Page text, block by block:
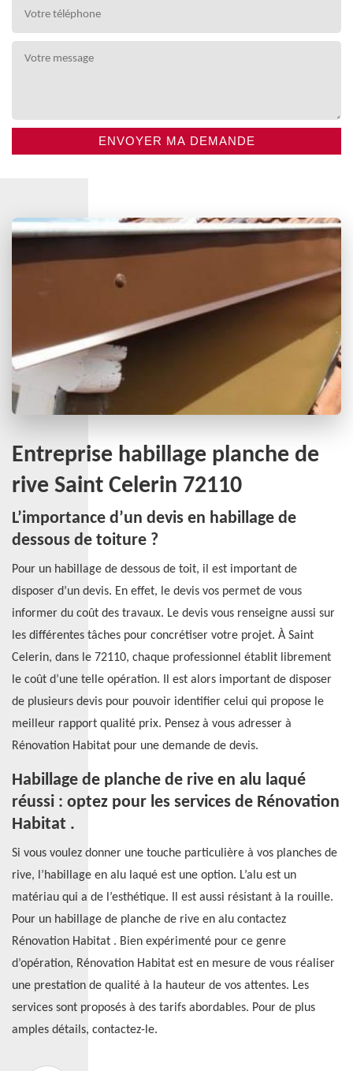
Entreprise habillage planche de
rive Saint Celerin 72110
L’importance d’un devis en habillage de
dessous de toiture ?
Pour un habillage de dessous de toit, il est important de
disposer d’un devis. En effet, le devis vos permet de vous
informer du coût des travaux. Le devis vous renseigne aussi sur
les différentes tâches pour concrétiser votre projet. À Saint
Celerin, dans le 72110, chaque professionnel établit librement
le coût d’une telle opération. Il est alors important de disposer
de plusieurs devis pour pouvoir identifier celui qui propose le
meilleur rapport qualité prix. Pensez à vous adresser à
Rénovation Habitat pour une demande de devis.
Habillage de planche de rive en alu laqué
réussi : optez pour les services de Rénovation
Habitat .
Si vous voulez donner une touche particulière à vos planches de
rive, l’habillage en alu laqué est une option. L’alu est un
matériau qui a de l’esthétique. Il est aussi résistant à la rouille.
Pour un habillage de planche de rive en alu contactez
Rénovation Habitat . Bien expérimenté pour ce genre
d’opération, Rénovation Habitat est en mesure de vous réaliser
une prestation de qualité à la hauteur de vos attentes. Les
services sont proposés à des tarifs abordables. Pour de plus
amples détails, contactez-le.